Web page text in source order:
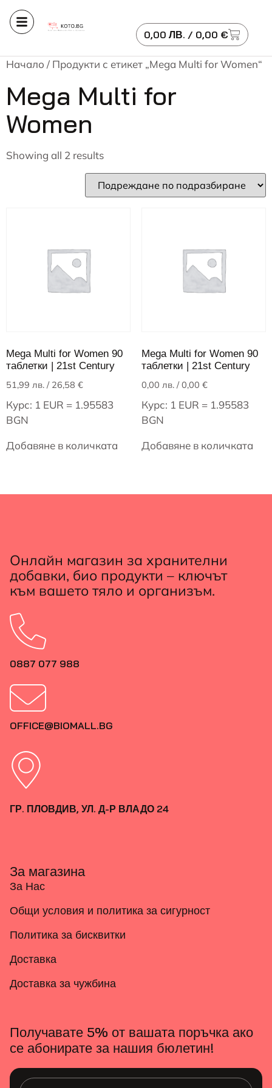
0,00 ЛВ. / 0,00 €
Начало / Продукти с етикет „Mega Multi for Women“
Mega Multi for
Women
Showing all 2 results
Mega Multi for Women 90
таблетки | 21st Century
51,99 лв. / 26,58 €
Курс: 1 EUR = 1.95583
BGN
Добавяне в количката
Mega Multi for Women 90
таблетки | 21st Century
0,00 лв./ 0,00 €
Курс: 1 EUR = 1.95583
BGN
Добавяне в количката
Онлайн магазин за хранителни
добавки, био продукти – ключът
към вашето тяло и организъм.
0887 077 988
OFFICE@BIOMALL.BG
ГР. ПЛОВДИВ, УЛ. Д-Р ВЛАДО 24
За магазина
За Нас
Общи условия и политика за сигурност
Политика за бисквитки
Доставка
Доставка за чужбина
Получавате 5% от вашата поръчка ако
се абонирате за нашия бюлетин!